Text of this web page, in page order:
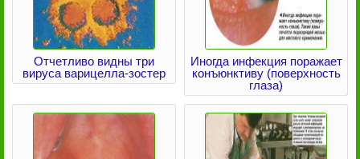
Отчетливо видны три
вируса варицелла-зостер
Иногда инфекция поражает
конъюнктиву (поверхность
глаза)